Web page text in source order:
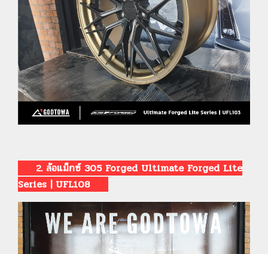
2. ล้อแม็กซ์ 305 Forged Ultimate Forged Lite
Series | UFL108